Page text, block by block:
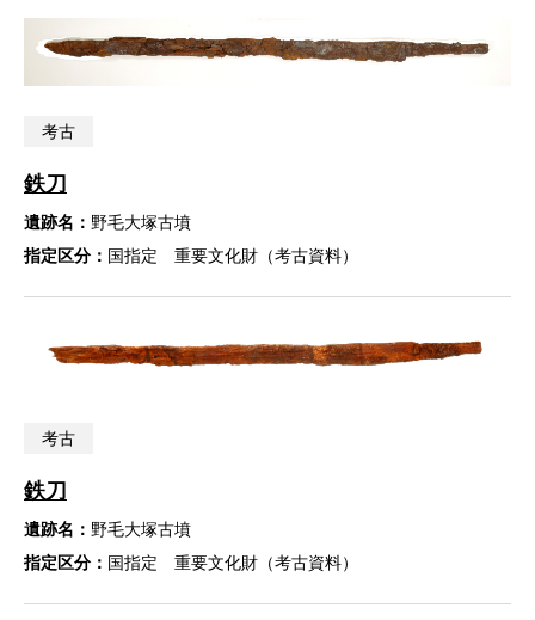
考古
鉄刀
遺跡名： 野毛大塚古墳
指定区分： 国指定 重要文化財（考古資料）
考古
鉄刀
遺跡名： 野毛大塚古墳
指定区分： 国指定 重要文化財（考古資料）